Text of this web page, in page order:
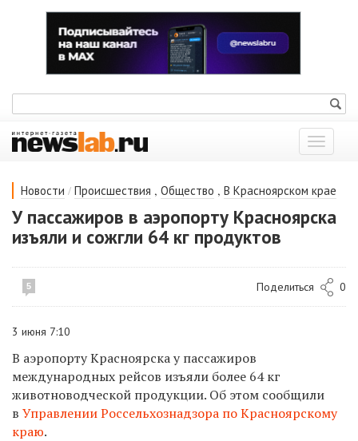
Показать
меню
Новости / Происшествия , Общество , В Красноярском крае
У пассажиров в аэропорту Красноярска
изъяли и сожгли 64 кг продуктов
5 Поделиться 0
3 июня 7:10
В аэропорту Красноярска у пассажиров
международных рейсов изъяли более 64 кг
животноводческой продукции. Об этом сообщили
в Управлении Россельхознадзора по Красноярскому
краю.